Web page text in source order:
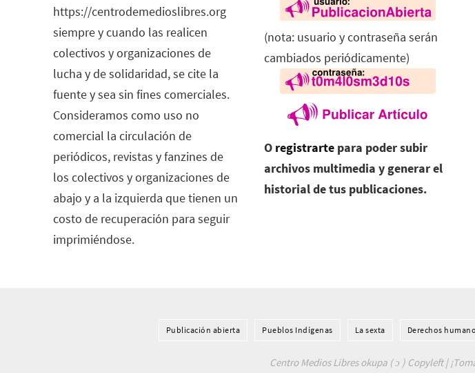
https://centrodemedioslibres.org
siempre y cuando las realicen
colectivos y organizaciones de
lucha y de solidaridad, se cite la
fuente y sea sin fines comerciales.
Consideramos como uso no
comercial la circulación de
periódicos, revistas y fanzines de
los colectivos y organizaciones de
abajo y a la izquierda que tienen un
costo de recuperación para seguir
imprimiéndose.
(nota: usuario y contraseña serán
cambiados periódicamente)
O registrarte para poder subir
archivos multimedia y generar el
historial de tus publicaciones.
Publicación abierta Pueblos Indí­genas La sexta Derechos
Centro Medios Libres okupa ( ɔ ) Copyleft |